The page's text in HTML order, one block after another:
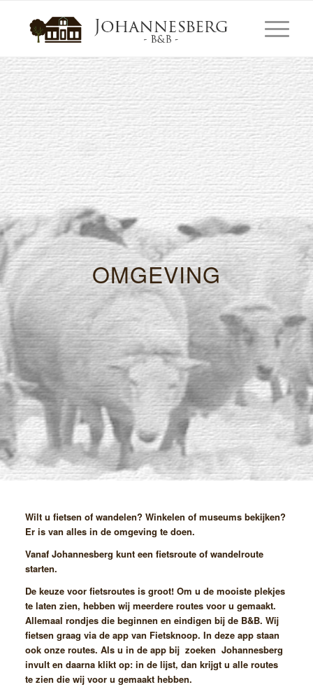
OMGEVING
Wilt u fietsen of wandelen? Winkelen of museums bekijken?
Er is van alles in de omgeving te doen.
Vanaf Johannesberg kunt een fietsroute of wandelroute
starten.
De keuze voor fietsroutes is groot! Om u de mooiste plekjes
te laten zien, hebben wij meerdere routes voor u gemaakt.
Allemaal rondjes die beginnen en eindigen bij de B&B. Wij
fietsen graag via de app van Fietsknoop. In deze app staan
ook onze routes. Als u in de app bij zoeken Johannesberg
invult en daarna klikt op: in de lijst, dan krijgt u alle routes
te zien die wij voor u gemaakt hebben.